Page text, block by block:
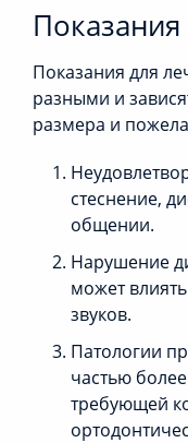
Показания для
разными и
размера и
стеснение,
общении.
Нарушение
может
звуков.
Патологии
частью
требующей